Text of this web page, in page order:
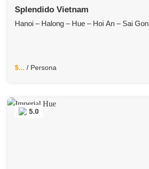
Splendido Vietnam
Hanoi – Halong – Hue – Hoi An – Sai Gon
$... / Persona
5.0